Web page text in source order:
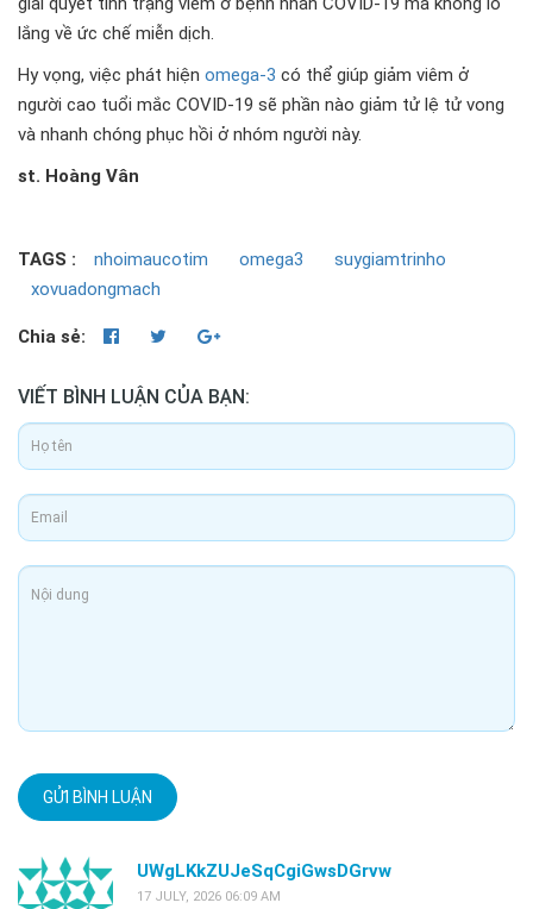
lắng về ức chế miễn dịch.
Hy vọng, việc phát hiện omega-3 có thể giúp giảm viêm ở
người cao tuổi mắc COVID-19 sẽ phần nào giảm tử lệ tử vong
và nhanh chóng phục hồi ở nhóm người này.
st. Hoàng Vân
TAGS : nhoimaucotim omega3
suygiamtrinho
xovuadongmach
Chia sẻ:
VIẾT BÌNH LUẬN CỦA BẠN:
GỬI BÌNH LUẬN
UWgLKkZUJeSqCgiGwsDGrvw
17 JULY, 2026 06:09 AM